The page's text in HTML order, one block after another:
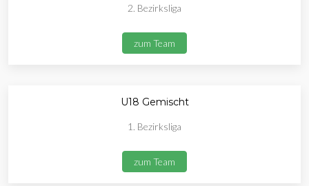
2. Bezirksliga
zum Team
U18 Gemischt
1. Bezirksliga
zum Team